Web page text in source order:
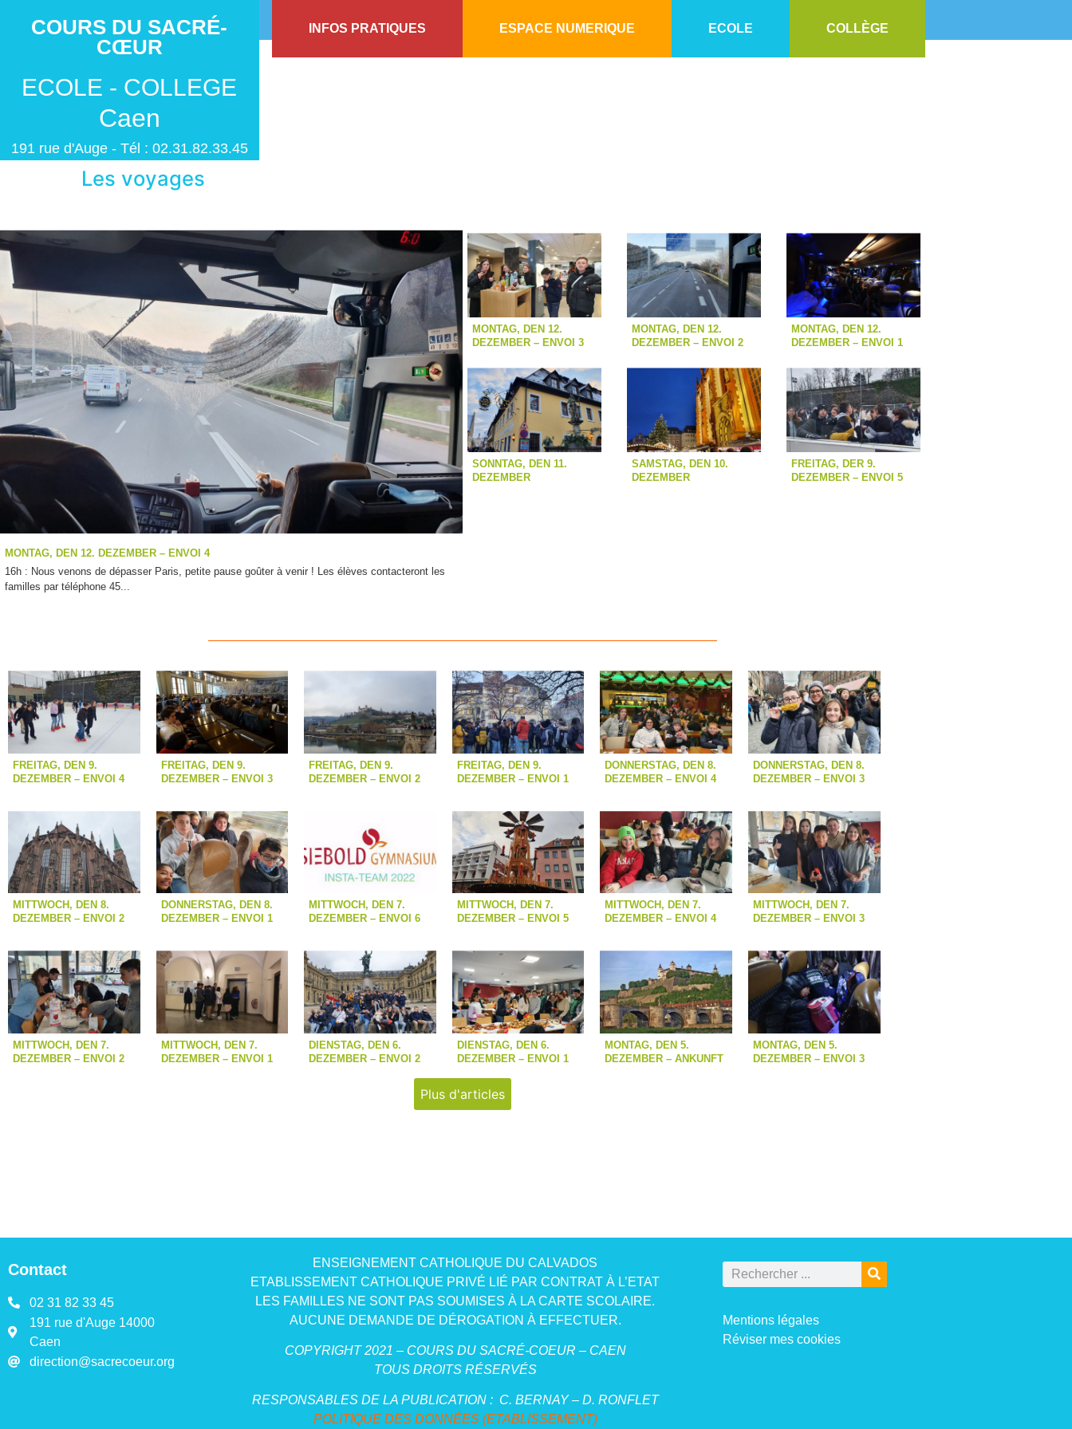
COURS DU SACRÉ-
CŒUR
INFOS PRATIQUES ESPACE NUMERIQUE ECOLE COLLÈGE
ECOLE - COLLEGE
Caen
191 rue d'Auge - Tél : 02.31.82.33.45
Les voyages
MONTAG, DEN 12. DEZEMBER – ENVOI 4
16h : Nous venons de dépasser Paris, petite pause goûter à venir ! Les élèves contacteront les
familles par téléphone 45...
MONTAG, DEN 12.
DEZEMBER – ENVOI 3
MONTAG, DEN 12.
DEZEMBER – ENVOI 2
MONTAG, DEN 12.
DEZEMBER – ENVOI 1
SONNTAG, DEN 11.
DEZEMBER
SAMSTAG, DEN 10.
DEZEMBER
FREITAG, DER 9.
DEZEMBER – ENVOI 5
FREITAG, DEN 9.
DEZEMBER – ENVOI 4
FREITAG, DEN 9.
DEZEMBER – ENVOI 3
FREITAG, DEN 9.
DEZEMBER – ENVOI 2
FREITAG, DEN 9.
DEZEMBER – ENVOI 1
DONNERSTAG, DEN 8.
DEZEMBER – ENVOI 4
DONNERSTAG, DEN 8.
DEZEMBER – ENVOI 3
MITTWOCH, DEN 8.
DEZEMBER – ENVOI 2
DONNERSTAG, DEN 8.
DEZEMBER – ENVOI 1
MITTWOCH, DEN 7.
DEZEMBER – ENVOI 6
MITTWOCH, DEN 7.
DEZEMBER – ENVOI 5
MITTWOCH, DEN 7.
DEZEMBER – ENVOI 4
MITTWOCH, DEN 7.
DEZEMBER – ENVOI 3
MITTWOCH, DEN 7.
DEZEMBER – ENVOI 2
MITTWOCH, DEN 7.
DEZEMBER – ENVOI 1
DIENSTAG, DEN 6.
DEZEMBER – ENVOI 2
DIENSTAG, DEN 6.
DEZEMBER – ENVOI 1
MONTAG, DEN 5.
DEZEMBER – ANKUNFT
MONTAG, DEN 5.
DEZEMBER – ENVOI 3
Plus d'articles
Contact
02 31 82 33 45
191 rue d'Auge 14000
Caen
direction@sacrecoeur.org
ENSEIGNEMENT CATHOLIQUE DU CALVADOS
ETABLISSEMENT CATHOLIQUE PRIVÉ LIÉ PAR CONTRAT À L’ETAT
LES FAMILLES NE SONT PAS SOUMISES À LA CARTE SCOLAIRE.
AUCUNE DEMANDE DE DÉROGATION À EFFECTUER.
COPYRIGHT 2021 – COURS DU SACRÉ-COEUR – CAEN
TOUS DROITS RÉSERVÉS
RESPONSABLES DE LA PUBLICATION : C. BERNAY – D. RONFLET
POLITIQUE DES DONNÉES (ETABLISSEMENT)
Mentions légales
Réviser mes cookies